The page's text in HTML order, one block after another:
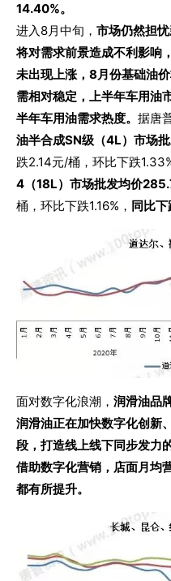
14.40%。
进入8月中旬， 市场仍然担
将对需求前景造成不利影响
未出现上涨，8月份基础油
需相对稳定，上半年车用油
半年车用油需求热度。 据唐
油半合成SN级（4L）市场
跌2.14元/桶，环比下跌
4（18L）市场批发均价
桶，环比下跌1.16%， 同比下
面对数字化浪潮， 润滑油品
润滑油正在加快数字化创新
段，打造线上线下同步发力
借助数字化营销，店面月均
都有所提升。